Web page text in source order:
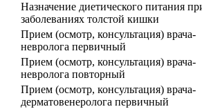
Назначение диетического питания
заболеваниях толстой кишки
Прием (осмотр, консультация) врача-
невролога первичный
Прием (осмотр, консультация) врача-
невролога повторный
Прием (осмотр, консультация) врача-
дерматовенеролога первичный